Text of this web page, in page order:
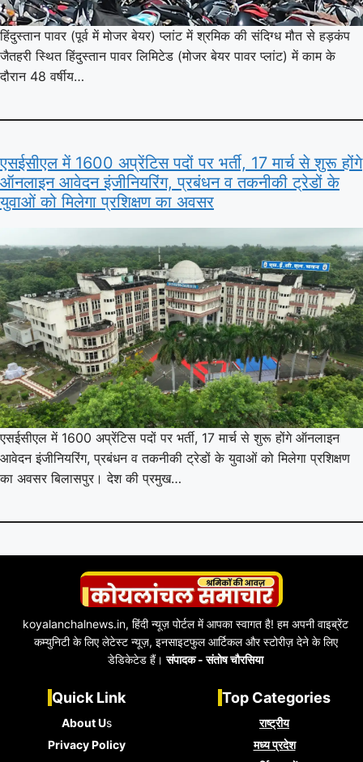
हिंदुस्तान पावर (पूर्व में मोजर बेयर) प्लांट में श्रमिक की संदिग्ध मौत से हड़कंप
जैतहरी स्थित हिंदुस्तान पावर लिमिटेड (मोजर बेयर पावर प्लांट) में काम के
दौरान 48 वर्षीय…
एसईसीएल में 1600 अप्रेंटिस पदों पर भर्ती, 17 मार्च से शुरू होंगे
ऑनलाइन आवेदन इंजीनियरिंग, प्रबंधन व तकनीकी ट्रेडों के
युवाओं को मिलेगा प्रशिक्षण का अवसर
एसईसीएल में 1600 अप्रेंटिस पदों पर भर्ती, 17 मार्च से शुरू होंगे ऑनलाइन
आवेदन इंजीनियरिंग, प्रबंधन व तकनीकी ट्रेडों के युवाओं को मिलेगा प्रशिक्षण
का अवसर बिलासपुर। देश की प्रमुख…
koyalanchalnews.in, हिंदी न्यूज़ पोर्टल में आपका स्वागत है! हम अपनी वाइब्रेंट
कम्युनिटी के लिए लेटेस्ट न्यूज़, इनसाइटफुल आर्टिकल और स्टोरीज़ देने के लिए
डेडिकेटेड हैं।संपादक - संतोष चौरसिया
Quick Link
About Us
Privacy Policy
Top Categories
राष्ट्रीय
मध्य प्रदेश